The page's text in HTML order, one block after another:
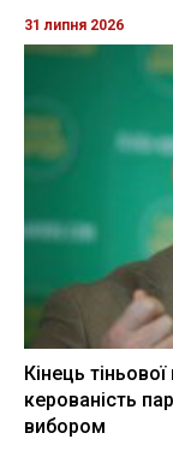
31 липня 2026
Кінець
керованість
вибором